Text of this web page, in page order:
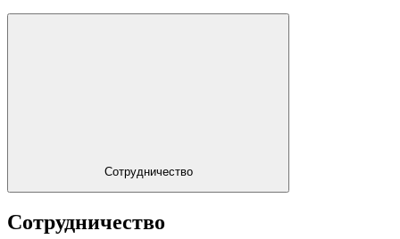
Сотрудничество
Сотрудничество